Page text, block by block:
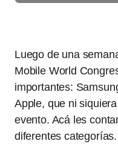
Luego de una
Mobile World
importantes:
Apple, que ni
evento. Acá les
diferentes categorías.